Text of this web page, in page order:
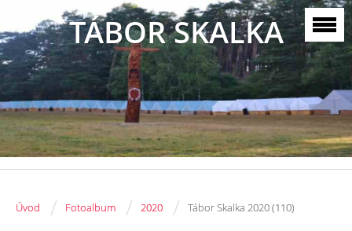
TÁBOR SKALKA
Úvod / Fotoalbum / 2020 / Tábor Skalka 2020 (110)